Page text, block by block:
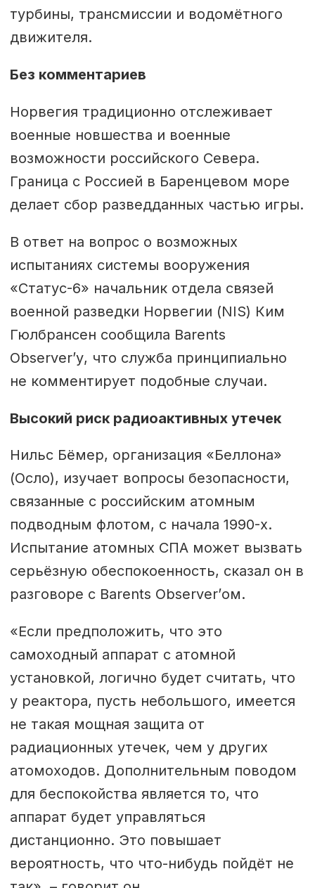
турбины, трансмиссии и водомётного
движителя.
Без комментариев
Норвегия традиционно отслеживает
военные новшества и военные
возможности российского Севера.
Граница с Россией в Баренцевом море
делает сбор разведданных частью игры.
В ответ на вопрос о возможных
испытаниях системы вооружения
«Статус-6» начальник отдела связей
военной разведки Норвегии (NIS) Ким
Гюлбрансен сообщила Barents
Observer’у, что служба принципиально
не комментирует подобные случаи.
Высокий риск радиоактивных утечек
Нильс Бёмер, организация «Беллона»
(Осло), изучает вопросы безопасности,
связанные с российским атомным
подводным флотом, с начала 1990-х.
Испытание атомных СПА может вызвать
серьёзную обеспокоенность, сказал он в
разговоре с Barents Observer’ом.
«Если предположить, что это
самоходный аппарат с атомной
установкой, логично будет считать, что
у реактора, пусть небольшого, имеется
не такая мощная защита от
радиационных утечек, чем у других
атомоходов. Дополнительным поводом
для беспокойства является то, что
аппарат будет управляться
дистанционно. Это повышает
вероятность, что что-нибудь пойдёт не